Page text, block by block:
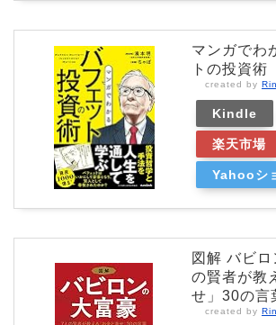
マンガで
トの投資術
created by
Kindle
楽天市場
Yahooシ
図解 バビロ
の賢者が教
せ」30の言
created by